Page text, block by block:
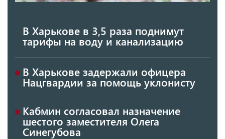
В Харькове в 3,5 раза поднимут
тарифы на воду и канализацию
В Харькове задержали офицера
Нацгвардии за помощь уклонисту
Кабмин согласовал назначение
шестого заместителя Олега
Синегубова